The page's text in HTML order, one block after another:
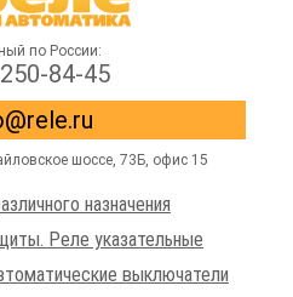
по России:
84-45
шоссе, 73Б, офис 15
назначения
Реле указательные
выключатели